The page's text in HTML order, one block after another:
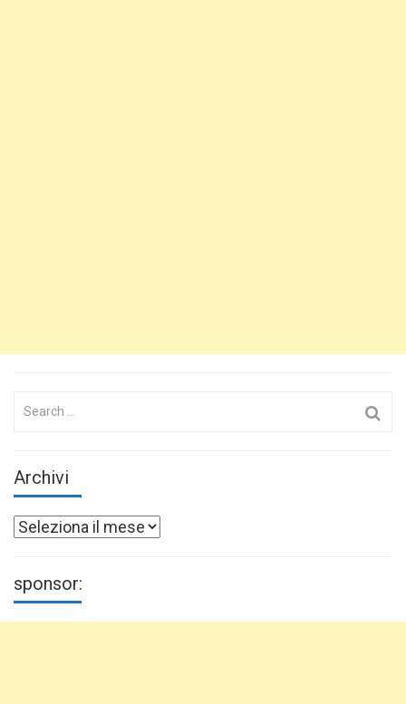
Search
Archivi
Archivi
sponsor: